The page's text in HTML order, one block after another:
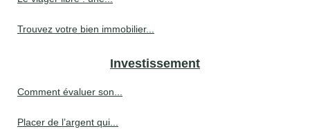
Trouvez votre bien immobilier...
Investissement
Comment évaluer son...
Placer de l’argent qui...